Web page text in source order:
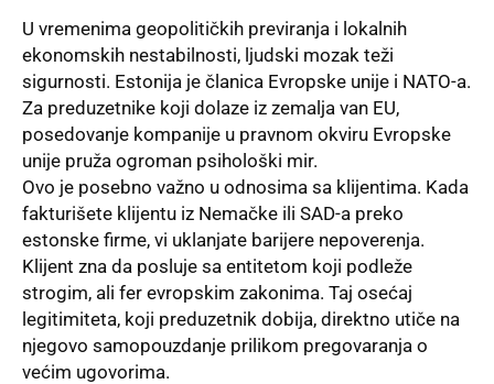
U vremenima geopolitičkih previranja i lokalnih
ekonomskih nestabilnosti, ljudski mozak teži
sigurnosti. Estonija je članica Evropske unije i NATO-a.
Za preduzetnike koji dolaze iz zemalja van EU,
posedovanje kompanije u pravnom okviru Evropske
unije pruža ogroman psihološki mir.
Ovo je posebno važno u odnosima sa klijentima. Kada
fakturišete klijentu iz Nemačke ili SAD-a preko
estonske firme, vi uklanjate barijere nepoverenja.
Klijent zna da posluje sa entitetom koji podleže
strogim, ali fer evropskim zakonima. Taj osećaj
legitimiteta, koji preduzetnik dobija, direktno utiče na
njegovo samopouzdanje prilikom pregovaranja o
većim ugovorima.